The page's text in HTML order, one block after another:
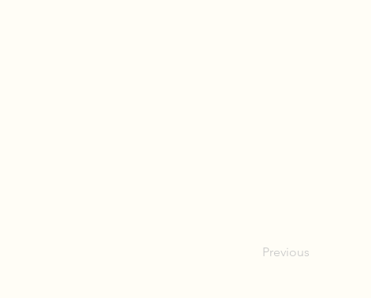
Previous